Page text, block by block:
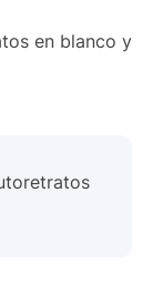
en blanco y